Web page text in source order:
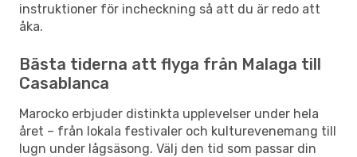
instruktioner för incheckning så att du är redo att
åka.
Bästa tiderna att flyga från Malaga till
Casablanca
Marocko erbjuder distinkta upplevelser under hela
året – från lokala festivaler och kulturevenemang till
lugn under lågsäsong. Välj den tid som passar din